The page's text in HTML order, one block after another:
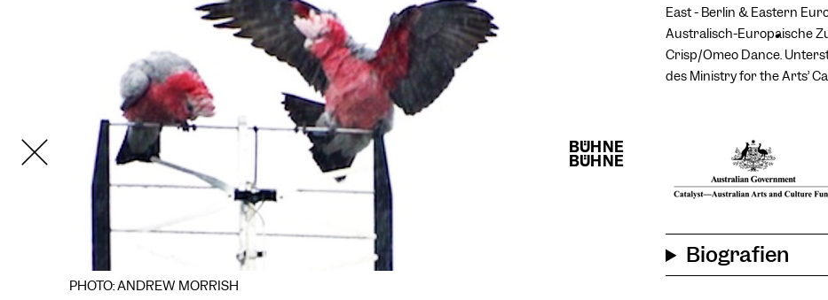
PHOTO: ANDREW MORRISH
East - Berlin & Eastern
Australisch-Europäische
Crisp/Omeo Dance.
des Ministry for the Arts’
Biografien